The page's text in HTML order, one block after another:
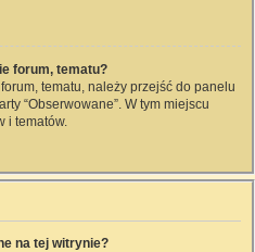
forum, tematu?
tematu, należy przejść do panelu
“Obserwowane”. W tym miejscu
i tematów.
na tej witrynie?